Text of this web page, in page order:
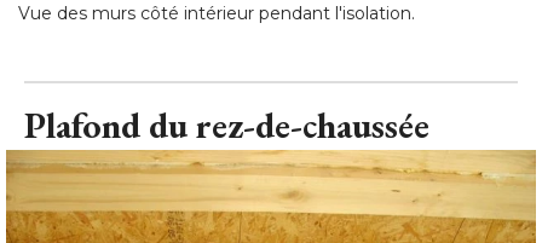
Vue des murs côté intérieur pendant l'isolation.
Plafond du rez-de-chaussée